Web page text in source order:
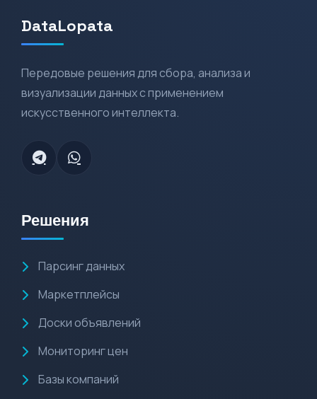
DataLopata
Передовые решения для сбора, анализа и
визуализации данных с применением
искусственного интеллекта.
Решения
Парсинг данных
Маркетплейсы
Доски объявлений
Мониторинг цен
Базы компаний